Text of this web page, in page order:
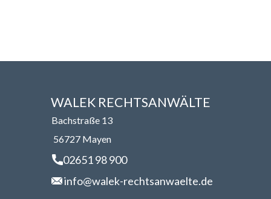
WALEK RECHTSANWÄLT​​E
Bachstraße 13
56727 Mayen
02651 98 900
info@walek-rechtsanwaelte.de